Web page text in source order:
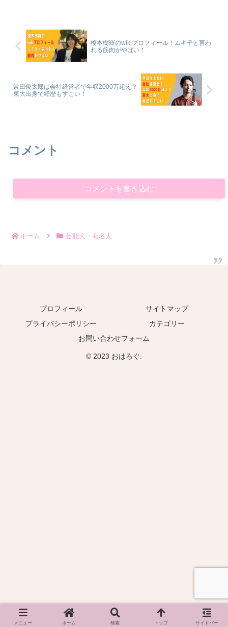
榎本樹羅のwikiプロフィール！ムキ子と言わ
れる筋肉がやばい！
常田俊太郎は会社経営者で年収2000万超え？
東大出身で経歴もすごい！
コメント
コメントを書き込む
ホーム 芸能人・有名人
プロフィール
サイトマップ
プライバシーポリシー
カテゴリー
お問い合わせフォーム
© 2023 おはろぐ.
メニュー ホーム 検索 トップ サイドバー